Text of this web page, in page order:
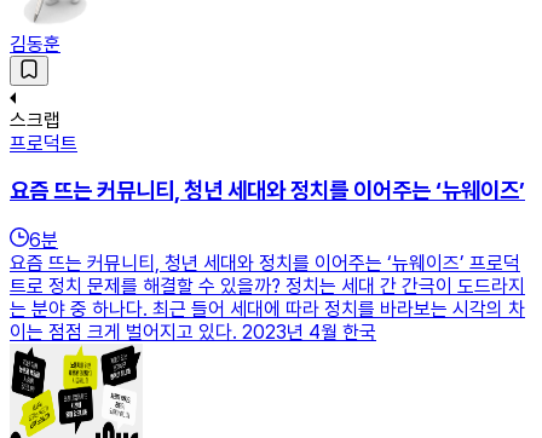
김동훈
스크랩
프로덕트
요즘 뜨는 커뮤니티, 청년 세대와 정치를 이어주는 ‘뉴웨이즈’
6분
요즘 뜨는 커뮤니티, 청년 세대와 정치를 이어주는 ‘뉴웨이즈’ 프로덕
트로 정치 문제를 해결할 수 있을까? 정치는 세대 간 간극이 도드라지
는 분야 중 하나다. 최근 들어 세대에 따라 정치를 바라보는 시각의 차
이는 점점 크게 벌어지고 있다. 2023년 4월 한국